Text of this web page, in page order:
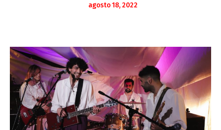
agosto 18, 2022